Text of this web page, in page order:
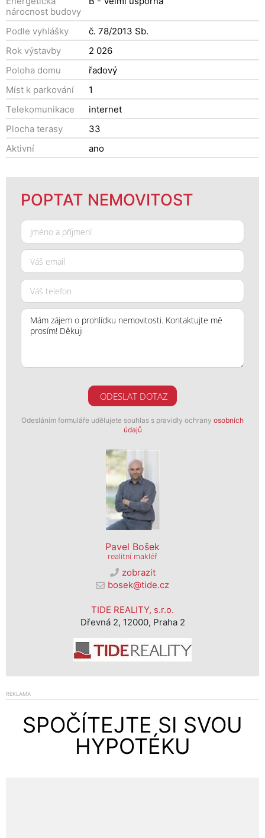
nárocnost budovy
Podle vyhlášky
č. 78/2013 Sb.
Rok výstavby
2 026
Poloha domu
řadový
Míst k parkování
1
Telekomunikace
internet
Plocha terasy
33
Aktivní
ano
POPTAT NEMOVITOST
ODESLAT DOTAZ
Odesláním formuláře udělujete souhlas s pravidly ochrany osobních
údajů
Pavel Bošek
realitní makléř
zobrazit
bosek@tide.cz
TIDE REALITY, s.r.o.
Dřevná 2, 12000, Praha 2
REKLAMA
SPOČÍTEJTE SI SVOU
HYPOTÉKU